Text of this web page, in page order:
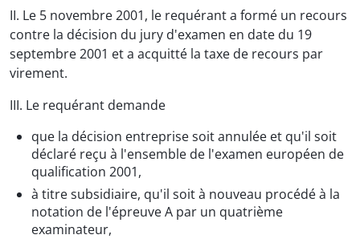
II. Le 5 novembre 2001, le requérant a formé un recours
contre la décision du jury d'examen en date du 19
septembre 2001 et a acquitté la taxe de recours par
virement.
III. Le requérant demande
que la décision entreprise soit annulée et qu'il soit
déclaré reçu à l'ensemble de l'examen européen de
qualification 2001,
à titre subsidiaire, qu'il soit à nouveau procédé à la
notation de l'épreuve A par un quatrième
examinateur,